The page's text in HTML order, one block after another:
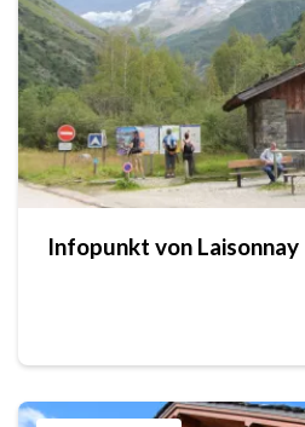
Infopunkt von Laisonnay